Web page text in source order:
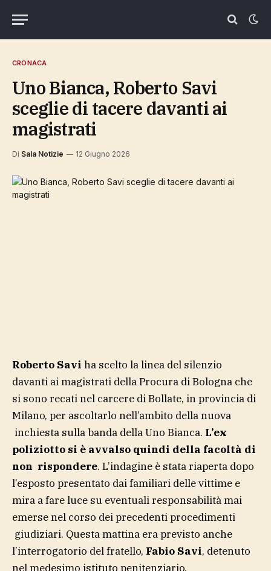
CRONACA
Uno Bianca, Roberto Savi
sceglie di tacere davanti ai
magistrati
Di Sala Notizie 12 Giugno 2026
Roberto Savi ha scelto la linea del silenzio
davanti ai magistrati della Procura di Bologna che
si sono recati nel carcere di Bollate, in provincia di
Milano, per ascoltarlo nell’ambito della nuova
inchiesta sulla banda della Uno Bianca. L’ex
poliziotto si è avvalso quindi della facoltà di
non rispondere. L’indagine è stata riaperta dopo
l’esposto presentato dai familiari delle vittime e
mira a fare luce su eventuali responsabilità mai
emerse nel corso dei precedenti procedimenti
giudiziari. Questa mattina era previsto anche
l’interrogatorio del fratello, Fabio Savi, detenuto
nel medesimo istituto penitenziario.